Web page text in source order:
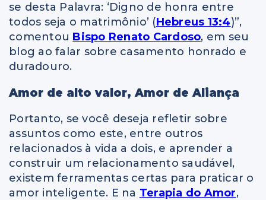
se desta Palavra: ‘Digno de honra entre
todos seja o matrimônio’ (Hebreus 13:4)”,
comentou Bispo Renato Cardoso, em seu
blog ao falar sobre casamento honrado e
duradouro.
Amor de alto valor, Amor de Aliança
Portanto, se você deseja refletir sobre
assuntos como este, entre outros
relacionados à vida a dois, e aprender a
construir um relacionamento saudável,
existem ferramentas certas para praticar o
amor inteligente. E na Terapia do Amor,